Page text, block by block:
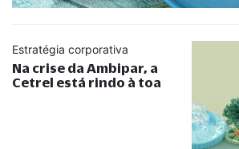
Estratégia corporativa
Na crise da Ambipar, a
Cetrel está rindo à toa